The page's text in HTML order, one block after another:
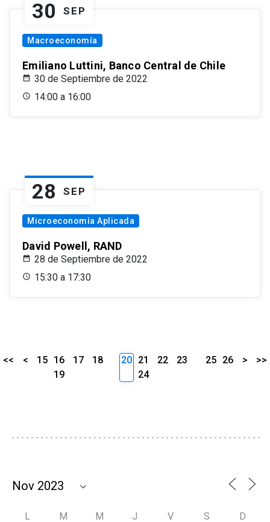
30 SEP
Macroeconomía
Emiliano Luttini, Banco Central de Chile
30 de Septiembre de 2022
14:00 a 16:00
28 SEP
Microeconomía Aplicada
David Powell, RAND
28 de Septiembre de 2022
15:30 a 17:30
<< < 15 16 17
18
19
20 21 22
23
24
25 26 > >>
L M M J V S D